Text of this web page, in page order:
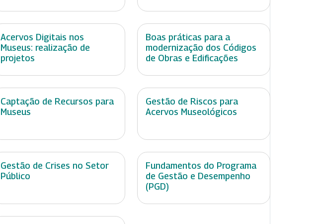
Acervos Digitais nos
Museus: realização de
projetos
Boas práticas para a
modernização dos Códigos
de Obras e Edificações
Captação de Recursos para
Museus
Gestão de Riscos para
Acervos Museológicos
Gestão de Crises no Setor
Público
Fundamentos do Programa
de Gestão e Desempenho
(PGD)